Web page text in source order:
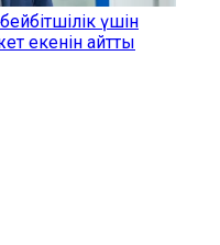
үшін
екенін айтты